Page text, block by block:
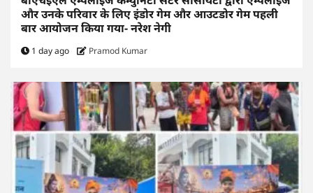
और उनके परिवार के लिए इंडोर गेम और आउटडोर गेम पहली
बार आयोजन किया गया- नरेश नेगी
1 day ago Pramod Kumar